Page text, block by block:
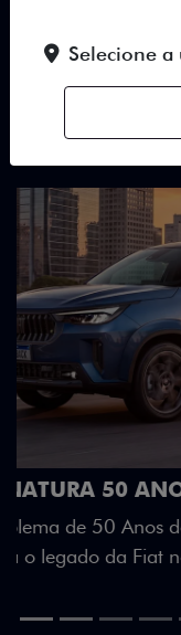
FASTBACK
DESIGN QUE SE
Teto bicolor,
Green criam uma
Selecione